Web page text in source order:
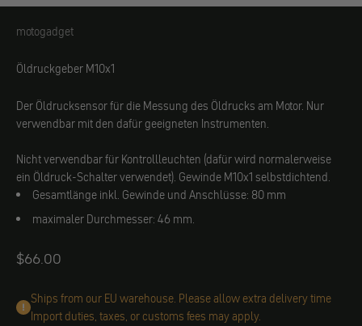
motogadget
motogadget
Öldruckgeber M10x1
Der Öldrucksensor für die Messung des Öldrucks am Motor. Nur
verwendbar mit den dafür geeigneten Instrumenten.
Nicht verwendbar für Kontrollleuchten (dafür wird normalerweise
ein Öldruck-Schalter verwendet). Gewinde M10x1 selbstdichtend.
Gesamtlänge inkl. Gewinde und Anschlüsse: 80 mm
maximaler Durchmesser: 46 mm.
Angebot
$66.00
Ships from our EU warehouse. Please allow extra delivery time
Import duties, taxes, or customs fees may apply.